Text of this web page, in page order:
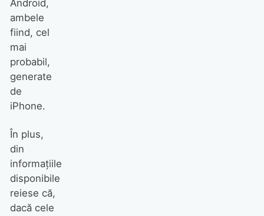
Android,
ambele
fiind, cel
mai
probabil,
generate
de
iPhone.
În plus,
din
informațiile
disponibile
reiese că,
dacă cele